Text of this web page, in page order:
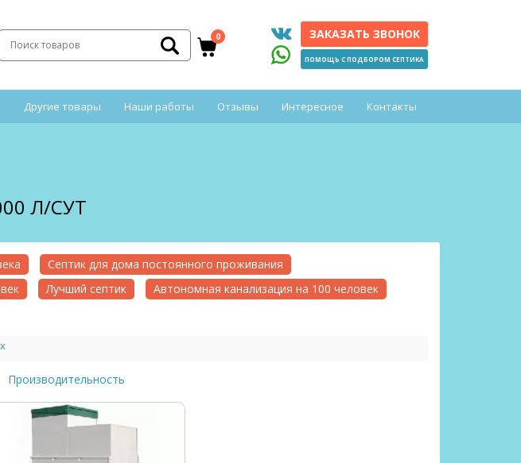
0 ЗАКАЗАТЬ ЗВОНОК
ПОМОЩЬ С ПОДБОРОМ СЕПТИКА
Другие товары Наши работы Отзывы Интересное Контакты
Л/СУТ
Септик для дома постоянного проживания
Лучший септик
Автономная канализация на 100 человек
x
Производительность